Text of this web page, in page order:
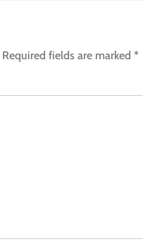
Required fields are marked *